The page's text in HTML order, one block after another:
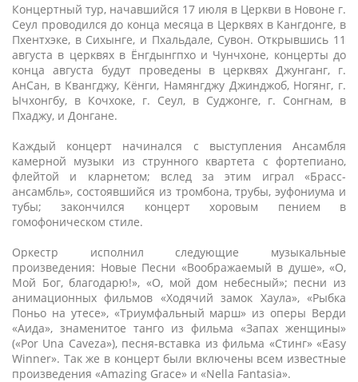
Концертный тур, начавшийся 17 июля в Церкви в Новоне г.
Сеул проводился до конца месяца в Церквях в Кангдонге, в
Пхентхэке, в Сихынге, и Пхальдале, Сувон. Открывшись 11
августа в церквях в Ёнгдынгпхо и Чунчхоне, концерты до
конца августа будут проведены в церквях Джунганг, г.
АнСан, в Квангджу, Кёнги, Намянгджу Джинджоб, Ногянг, г.
Ычхонгбу, в Кочхоке, г. Сеул, в Суджонге, г. Сонгнам, в
Пхаджу, и Донгане.
Каждый концерт начинался с выступления Ансамбля
камерной музыки из струнного квартета с фортепиано,
флейтой и кларнетом; вслед за этим играл «Брасс-
ансамбль», состоявшийся из тромбона, трубы, эуфониума и
тубы; закончился концерт хоровым пением в
гомофоническом стиле.
Оркестр исполнил следующие музыкальные
произведения: Новые Песни «Воображаемый в душе», «О,
Мой Бог, благодарю!», «О, мой дом небесный»; песни из
анимационных фильмов «Ходячий замок Хаула», «Рыбка
Поньо на утесе», «Триумфальный марш» из оперы Верди
«Аида», знаменитое танго из фильма «Запах женщины»
(«Por Una Caveza»), песня-вставка из фильма «Стинг» «Easy
Winner». Так же в концерт были включены всем известные
произведения «Amazing Grace» и «Nella Fantasia».